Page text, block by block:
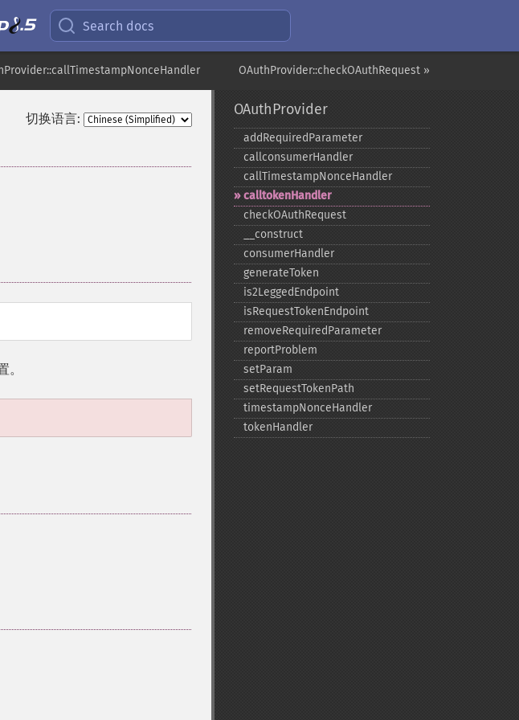
Search docs
OAuthProvider::checkOAuthRequest »
切换语言:
。
OAuthProvider
addRequiredParameter
callconsumerHandler
callTimestampNonceHandler
calltokenHandler
checkOAuthRequest
_​_​construct
consumerHandler
generateToken
is2LeggedEndpoint
isRequestTokenEndpoint
removeRequiredParameter
reportProblem
setParam
setRequestTokenPath
timestampNonceHandler
tokenHandler